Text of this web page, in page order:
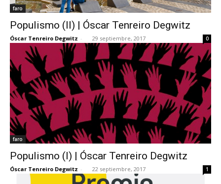
faro
Populismo (II) | Óscar Tenreiro Degwitz
Óscar Tenreiro Degwitz - 29 septiembre, 2017 0
faro
Populismo (I) | Óscar Tenreiro Degwitz
Óscar Tenreiro Degwitz - 22 septiembre, 2017 1